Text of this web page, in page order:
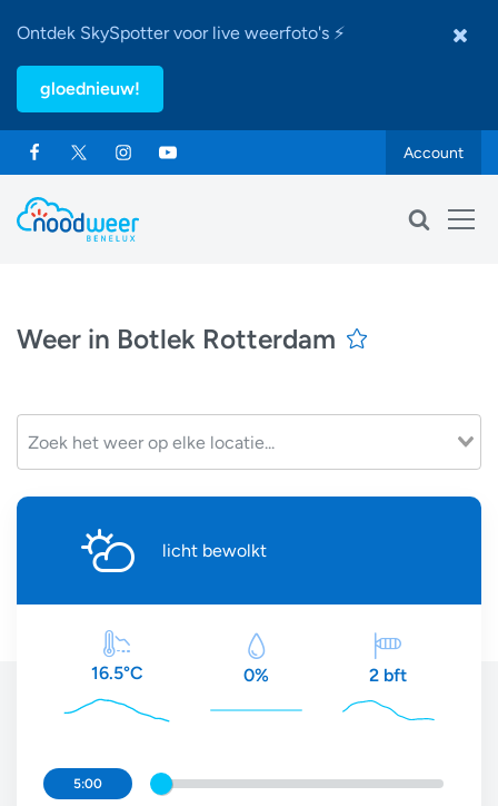
Ontdek SkySpotter voor live weerfoto's ⚡
gloednieuw!
Account
Weer in Botlek Rotterdam
licht bewolkt
16.5°C 0% 2 bft
5:00